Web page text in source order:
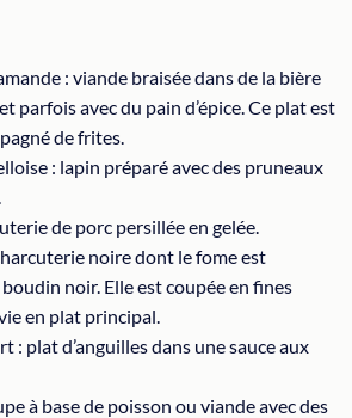
: viande braisée dans de la bière
parfois avec du pain d’épice. Ce plat est
de frites.
: lapin préparé avec des pruneaux
de porc persillée en gelée.
noire dont le fome est
noir. Elle est coupée en fines
en plat principal.
: plat d’anguilles dans une sauce aux
à base de poisson ou viande avec des